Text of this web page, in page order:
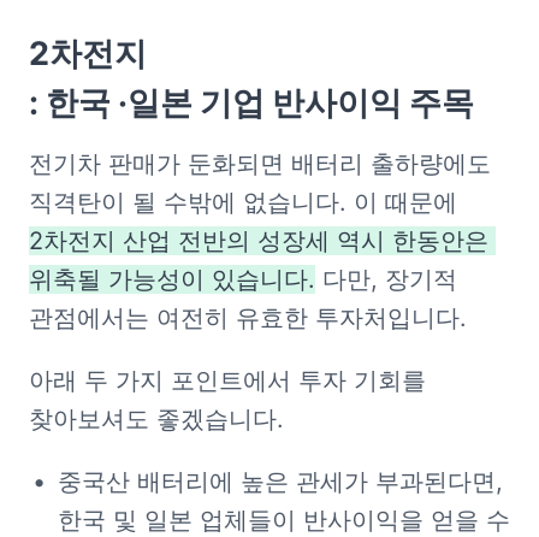
2차전지
: 한국 ·일본 기업 반사이익 주목
전기차 판매가 둔화되면 배터리 출하량에도
2차전지 산업 전반의 성장세 역시 한동안은
위축될 가능성이 있습니다. 다만, 장기적
관점에서는 여전히 유효한 투자처입니다.
아래 두 가지 포인트에서 투자 기회를
찾아보셔도 좋겠습니다.
중국산 배터리에 높은 관세가 부과된다면,
한국 및 일본 업체들이 반사이익을 얻을 수